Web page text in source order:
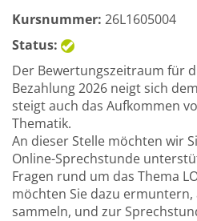
Kursnummer: 26L1605004
Status:
Der Bewertungszeitraum für
Bezahlung 2026 neigt sich
steigt auch das Aufkommen
Thematik.
An dieser Stelle möchten wir
Online-Sprechstunde
Fragen rund um das Thema
möchten Sie dazu ermuntern,
sammeln, und zur